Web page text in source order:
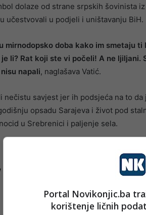
dolaze od strane srpskih šovinista
učestvovali u podjeli i uništavanju BiH.
mirnodopsko doba kako im smetaju ti
li? Rat koji ste vi počeli! A ne ljiljani.
napali, naglašava Vatić.
nečistu savjest jer ih podsjeća na to
opsadu Sarajeva i život pod
u Srebrenici i paljenje sela.
Portal Novikonjic.ba
korištenje ličnih